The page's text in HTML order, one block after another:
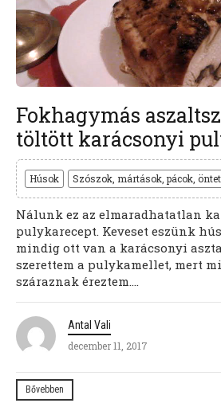
Fokhagymás
töltött karácsonyi
Húsok Szószok, mártások, pácok,
Nálunk ez az elmaradhatatlan
pulykarecept. Keveset eszünk
mindig ott van a karácsonyi
szerettem a pulykamellet, mert
száraznak éreztem....
Antal Vali
december 11, 2017
Bővebben